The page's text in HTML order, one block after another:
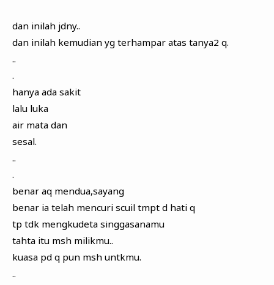
Soal Uang
Blog&Write
Ngobrolin Film
dan inilah jdny..
dan inilah kemudian yg terhampar atas tanya2 q.
..
.
hanya ada sakit
lalu luka
air mata dan
sesal.
..
.
benar aq mendua,sayang
benar ia telah mencuri scuil tmpt d hati q
tp tdk mengkudeta singgasanamu
tahta itu msh milikmu..
kuasa pd q pun msh untkmu.
..